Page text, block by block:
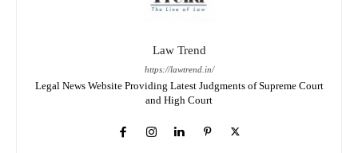
Law Trend
https://lawtrend.in/
Legal News Website Providing Latest Judgments of Supreme Court
and High Court